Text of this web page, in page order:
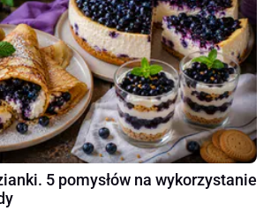
5 pomysłów na wykorzystanie